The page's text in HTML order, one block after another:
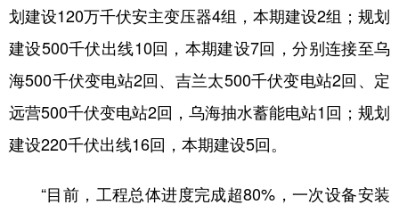
文化产业
地方频道
浙江 安徽 福建 江西
划建设120万千伏安主变压器4组，本期建设2组；规划
建设500千伏出线10回，本期建设7回，分别连接至乌
海500千伏变电站2回、吉兰太500千伏变电站2回、定
远营500千伏变电站2回，乌海抽水蓄能电站1回；规划
建设220千伏出线16回，本期建设5回。
“目前，工程总体进度完成超80%，一次设备安装